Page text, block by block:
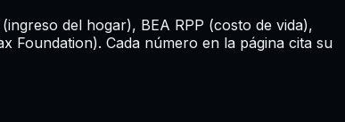
del hogar), BEA RPP (costo de vida),
Foundation). Cada número en la página cita su